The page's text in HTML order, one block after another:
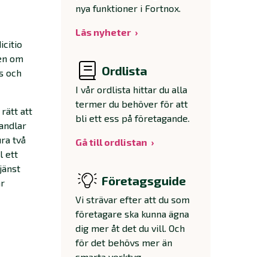
om
och
rätt att
två
ett
nya funktioner i Fortnox.
Läs nyheter
Ordlista
I vår ordlista hittar du alla
termer du behöver för att
bli ett ess på företagande.
Gå till ordlistan
Företagsguide
Vi strävar efter att du som
företagare ska kunna ägna
dig mer åt det du vill. Och
för det behövs mer än